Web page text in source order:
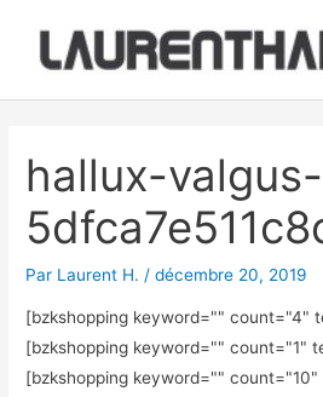
contenu
hallux-
Par Laurent H. /décembre 20, 2019
[bzkshopping keyword="" count="4"
[bzkshopping keyword="" count="1"
[bzkshopping keyword=""
articles